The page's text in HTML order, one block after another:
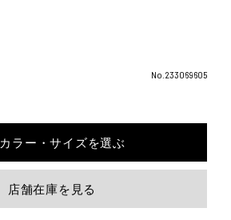
No.233069605
カラー・サイズを選ぶ
店舗在庫を見る